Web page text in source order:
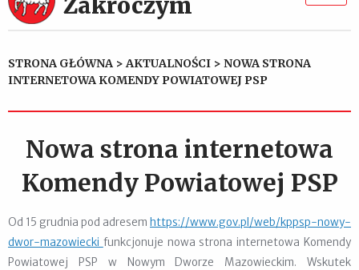
STRONA GŁÓWNA >AKTUALNOŚCI > NOWA STRONA
INTERNETOWA KOMENDY POWIATOWEJ PSP
Nowa strona internetowa
Komendy Powiatowej PSP
Od 15 grudnia pod adresem https://www.gov.pl/web/kppsp-nowy-
dwor-mazowiecki funkcjonuje nowa strona internetowa Komendy
Powiatowej PSP w Nowym Dworze Mazowieckim. Wskutek